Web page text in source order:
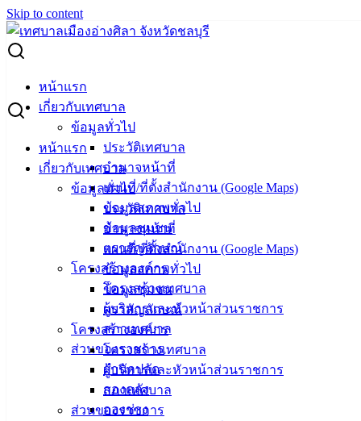
Skip to content
หน้าแรก
เกี่ยวกับเทศบาล
ข้อมูลทั่วไป
ประวัติเทศบาล
อำนาจหน้าที่
แผนที่/ที่ตั้งสำนักงาน (Google Maps)
ข้อมูลสภาพทั่วไป
ข้อมูลชุมชน
ตราสัญลักษณ์
โครงสร้างองค์กร
โครงสร้างเทศบาล
ผู้บริหารและหัวหน้าส่วนราชการ
สภาเทศบาล
ส่วนของราชการ
สำนักปลัด
กองคลัง
กองช่าง
หน้าแรก
เกี่ยวกับเทศบาล
ข้อมูลทั่วไป
ประวัติเทศบาล
อำนาจหน้าที่
แผนที่/ที่ตั้งสำนักงาน (Google Maps)
ข้อมูลสภาพทั่วไป
ข้อมูลชุมชน
ตราสัญลักษณ์
โครงสร้างองค์กร
โครงสร้างเทศบาล
ผู้บริหารและหัวหน้าส่วนราชการ
สภาเทศบาล
ส่วนของราชการ
Search for:
สรุปผลการดำเนินการจัดซื้อจัดจ้าง เดือนสิงหาคม 2567
สรุปผลการดำเนินการจัดซื้อจัดจ้าง เดือน
สิงหาคม 2567
กันยายน 6, 2024 กันยายน 6, 2024
สรุปผลจัดซื้อจัดจ้าง (รายเดือน)